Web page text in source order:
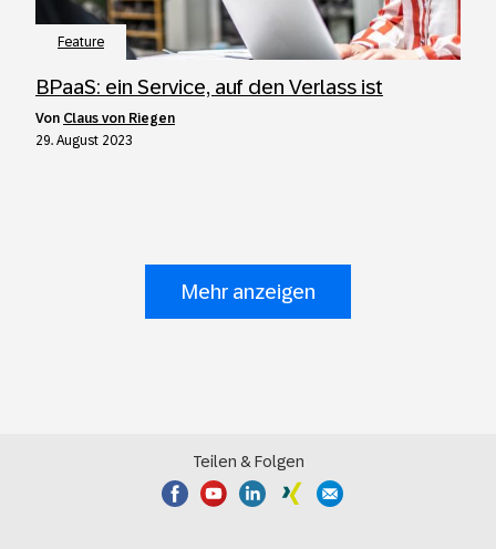
Feature
BPaaS: ein Service, auf den Verlass ist
von Claus von Riegen
29. August 2023
Mehr anzeigen
Teilen & Folgen